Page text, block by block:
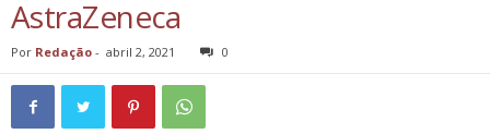
AstraZeneca
Por Redação - abril 2, 2021 0